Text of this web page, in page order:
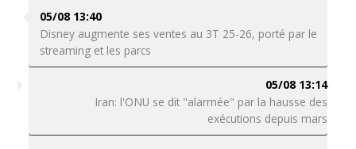
05/08 13:40
Disney augmente ses ventes au 3T 25-26, porté par le
streaming et les parcs
05/08 13:14
Iran: l'ONU se dit "alarmée" par la hausse des
exécutions depuis mars